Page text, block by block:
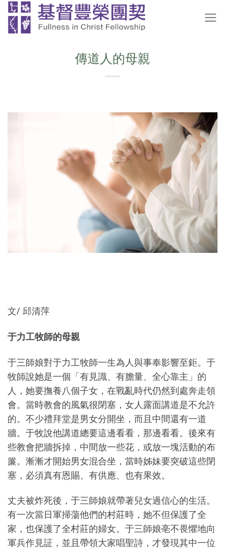
Skip
to
content
傳道人的母親
文/ 邱清萍
于力工牧師的母親
于三師娘對于力工牧師一生為人與事奉影響至鉅。于
牧師說她是一個「有見識、有膽量、全心靠主」的
人，她要撫養八個子女，在戰亂時代仍然到處奔走領
會。當時教會的風氣很閉塞，女人露面講道是不允許
的。不少禮拜堂是男女分開坐，而且中間還有一道
牆。于牧說他講道總要這邊看看，那邊看看。後來有
些教會把牆拆掉，中間放一些花，或放一塊活動的布
簾。漸漸才開始男女混合坐，當時姊妹要突破這些閉
塞，必須真有恩賜、有供應、也有果效。
丈夫被炸死後，于三師娘就帶著兒女過信心的生活。
有一次當日軍掃蕩他們的村莊時，她不但保護了全
家，也保護了全村莊的婦女。于三師娘亳不畏懼地向
軍兵作見証，並且帶領大家唱聖詩，才發現其中一位